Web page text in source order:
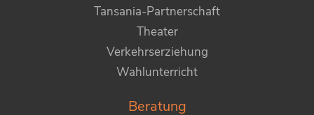
Tansania-Partnerschaft
Theater
Verkehrserziehung
Wahlunterricht
Beratung